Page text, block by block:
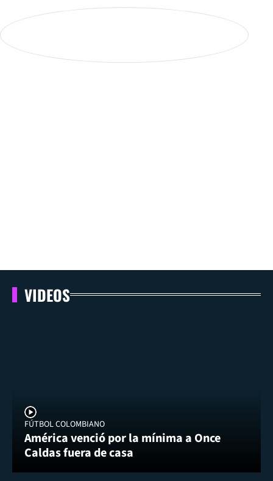
VIDEOS
FÚTBOL COLOMBIANO
América venció por la mínima a Once
Caldas fuera de casa